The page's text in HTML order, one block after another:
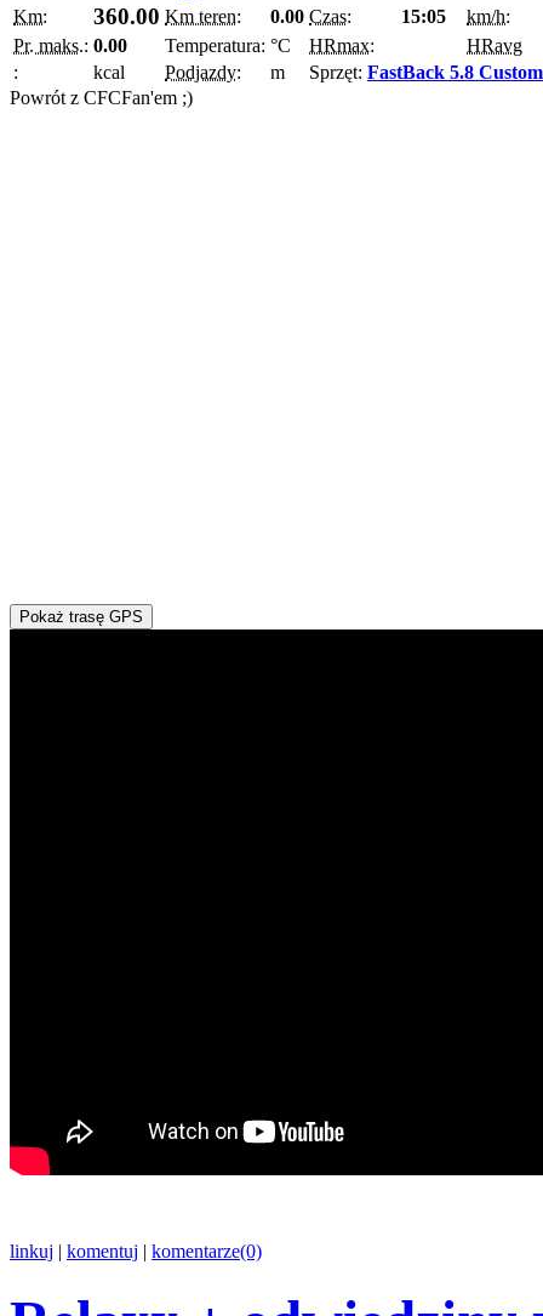
Km: 360.00 Km teren: 0.00 Czas: 15:05
km/h:
Pr. maks.: 0.00 Temperatura: °C HRmax:
HRavg
:
kcal Podjazdy: m Sprzęt: FastBack 5.8 Custom
Powrót z CFCFan'em ;)
Pokaż trasę GPS
linkuj | komentuj | komentarze(0)